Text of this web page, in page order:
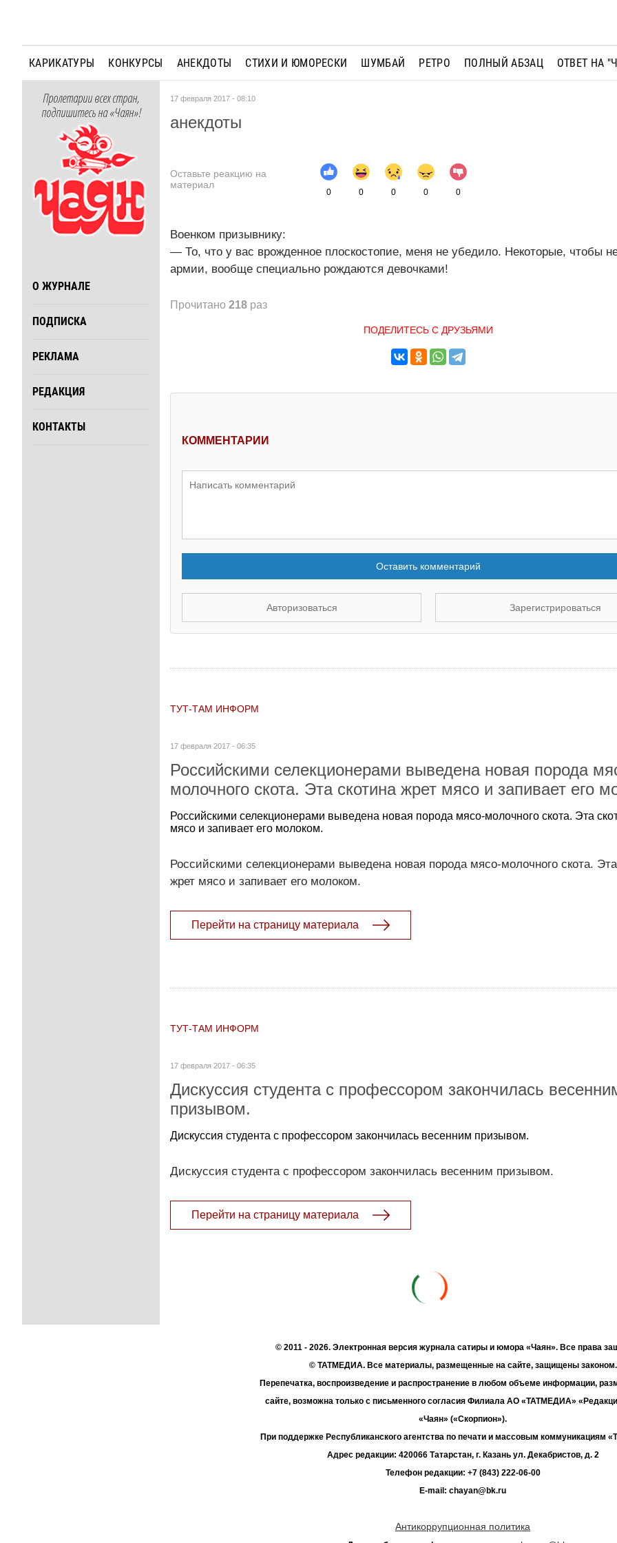
КАРИКАТУРЫ КОНКУРСЫ АНЕКДОТЫ СТИХИ И ЮМОРЕСКИ ШУМБАЙ РЕТРО ПОЛНЫЙ АБЗАЦ ОТВЕТ НА
Пролетарии всех стран,
подпишитесь на «Чаян»!
О ЖУРНАЛЕ
ПОДПИСКА
РЕКЛАМА
РЕДАКЦИЯ
КОНТАКТЫ
17 февраля 2017 - 08:10
анекдоты
Оставьте реакцию на
материал
0 0 0 0 0
Военком призывнику:
— То, что у вас врожденное плоскостопие, меня не убедило. Некоторые, чтобы
армии, вообще специально рождаются девочками!
Прочитано 218 раз
ПОДЕЛИТЕСЬ С ДРУЗЬЯМИ
КОММЕНТАРИИ
Оставить комментарий
Авторизоваться Зарегистрироваться
ТУТ-ТАМ ИНФОРМ
17 февраля 2017 - 06:35
Российскими селекционерами выведена новая порода
молочного скота. Эта скотина жрет мясо и запивает его
Российскими селекционерами выведена новая порода мясо-молочного скота. Эта
мясо и запивает его молоком.
Российскими селекционерами выведена новая порода мясо-молочного скота.
жрет мясо и запивает его молоком.
Перейти на страницу материала
ТУТ-ТАМ ИНФОРМ
17 февраля 2017 - 06:35
Дискуссия студента с профессором закончилась
призывом.
Дискуссия студента с профессором закончилась весенним призывом.
Дискуссия студента с профессором закончилась весенним призывом.
Перейти на страницу материала
© 2011 - 2026. Электронная версия журнала сатиры и юмора «Чаян». Все права
© ТАТМЕДИА. Все материалы, размещенные на сайте, защищены законом.
Перепечатка, воспроизведение и распространение в любом объеме информации,
сайте, возможна только с письменного согласия Филиала АО «ТАТМЕДИА»
«Чаян» («Скорпион»).
При поддержке Республиканского агентства по печати и массовым коммуникациям
Адрес редакции: 420066 Татарстан, г. Казань ул. Декабристов, д. 2
Телефон редакции: +7 (843) 222-06-00
E-mail: chayan@bk.ru
Антикоррупционная политика